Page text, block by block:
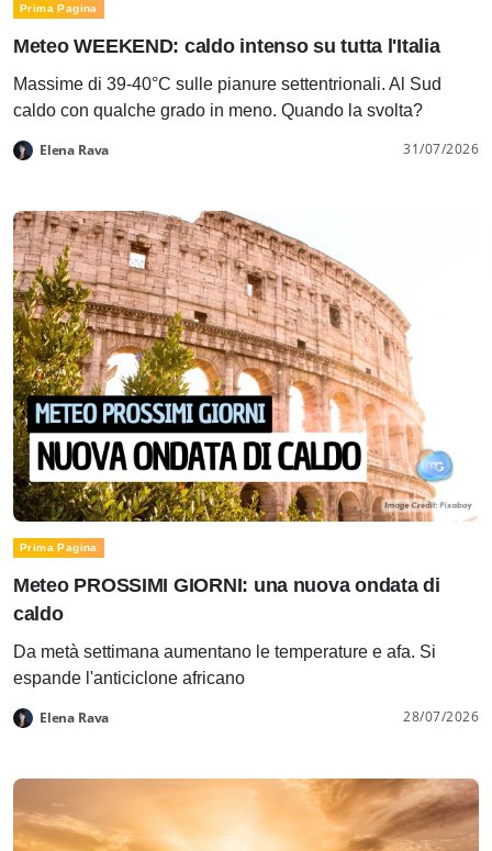
Prima Pagina
Meteo WEEKEND: caldo intenso su tutta l'Italia
Massime di 39-40°C sulle pianure settentrionali. Al Sud
caldo con qualche grado in meno. Quando la svolta?
Elena Rava 31/07/2026
Prima Pagina
Meteo PROSSIMI GIORNI: una nuova ondata di
caldo
Da metà settimana aumentano le temperature e afa. Si
espande l'anticiclone africano
Elena Rava 28/07/2026